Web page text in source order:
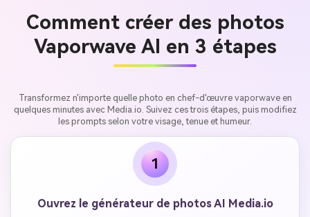
Comment créer des photos
Vaporwave AI en 3 étapes
Transformez n'importe quelle photo en chef-d'œuvre vaporwave en
quelques minutes avec Media.io. Suivez ces trois étapes, puis modifiez
les prompts selon votre visage, tenue et humeur.
1
Ouvrez le générateur de photos AI Media.io